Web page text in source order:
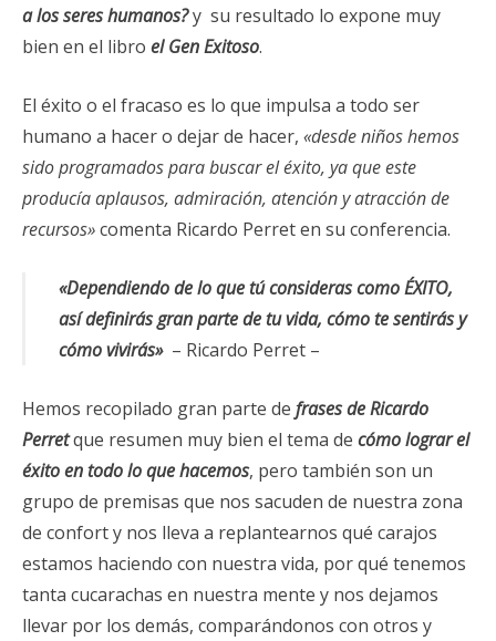
a los seres humanos?y su resultado lo expone muy
bien en el libro el Gen Exitoso.
El éxito o el fracaso es lo que impulsa a todo ser
humano a hacer o dejar de hacer, «desde niños hemos
sido programados para buscar el éxito, ya que este
producía aplausos, admiración, atención y atracción de
recursos»comenta Ricardo Perret en su conferencia.
«Dependiendo de lo que tú consideras como ÉXITO,
así definirás gran parte de tu vida, cómo te sentirás y
cómo vivirás»– Ricardo Perret –
Hemos recopilado gran parte de frases de Ricardo
Perretque resumen muy bien el tema de cómo lograr el
éxito en todo lo que hacemos, pero también son un
grupo de premisas que nos sacuden de nuestra zona
de confort y nos lleva a replantearnos qué carajos
estamos haciendo con nuestra vida, por qué tenemos
tanta cucarachas en nuestra mente y nos dejamos
llevar por los demás, comparándonos con otros y